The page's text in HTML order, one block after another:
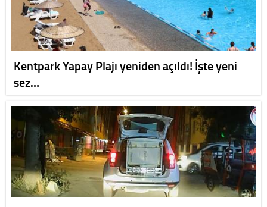
Kentpark Yapay Plajı yeniden açıldı! İşte yeni
sez…